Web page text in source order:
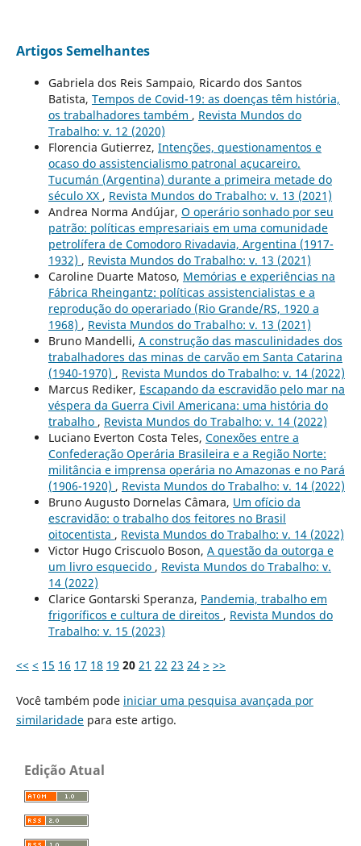
Artigos Semelhantes
Gabriela dos Reis Sampaio, Ricardo dos Santos
Batista, Tempos de Covid-19: as doenças têm história,
os trabalhadores também , Revista Mundos do
Trabalho: v. 12 (2020)
Florencia Gutierrez, Intenções, questionamentos e
ocaso do assistencialismo patronal açucareiro.
Tucumán (Argentina) durante a primeira metade do
século XX , Revista Mundos do Trabalho: v. 13 (2021)
Andrea Norma Andújar, O operário sonhado por seu
patrão: políticas empresariais em uma comunidade
petrolífera de Comodoro Rivadavia, Argentina (1917-
1932) , Revista Mundos do Trabalho: v. 13 (2021)
Caroline Duarte Matoso, Memórias e experiências na
Fábrica Rheingantz: políticas assistencialistas e a
reprodução do operariado (Rio Grande/RS, 1920 a
1968) , Revista Mundos do Trabalho: v. 13 (2021)
Bruno Mandelli, A construção das masculinidades dos
trabalhadores das minas de carvão em Santa Catarina
(1940-1970) , Revista Mundos do Trabalho: v. 14 (2022)
Marcus Rediker, Escapando da escravidão pelo mar na
véspera da Guerra Civil Americana: uma história do
trabalho , Revista Mundos do Trabalho: v. 14 (2022)
Luciano Everton Costa Teles, Conexões entre a
Confederação Operária Brasileira e a Região Norte:
militância e imprensa operária no Amazonas e no Pará
(1906-1920) , Revista Mundos do Trabalho: v. 14 (2022)
Bruno Augusto Dornelas Câmara, Um ofício da
escravidão: o trabalho dos feitores no Brasil
oitocentista , Revista Mundos do Trabalho: v. 14 (2022)
Victor Hugo Criscuolo Boson, A questão da outorga e
um livro esquecido , Revista Mundos do Trabalho: v.
14 (2022)
Clarice Gontarski Speranza, Pandemia, trabalho em
frigoríficos e cultura de direitos , Revista Mundos do
Trabalho: v. 15 (2023)
<< < 15 16 17 18 19 20 21 22 23 24 > >>
Você também pode iniciar uma pesquisa avançada por
similaridadepara este artigo.
Edição Atual